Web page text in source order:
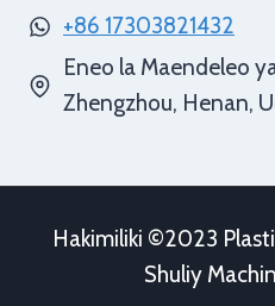
+86 17303821432
Eneo la Maendeleo
Zhengzhou, Henan,
Hakimiliki ©2023
Shuliy